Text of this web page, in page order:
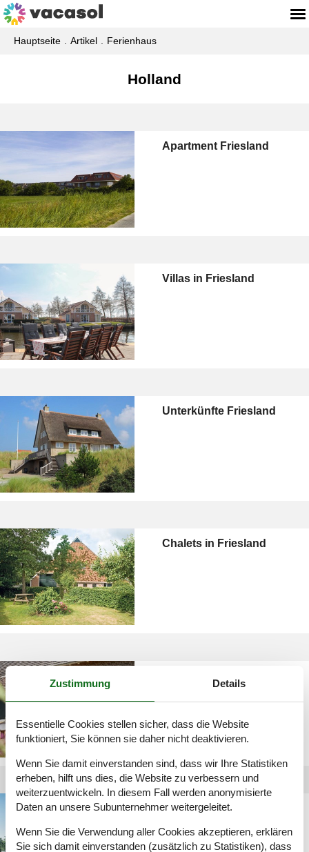
Hauptseite Artikel Ferienhaus
Holland
Apartment Friesland
Villas in Friesland
Unterkünfte Friesland
Chalets in Friesland
Hütte in Holland mieten
Zustimmung Details
Essentielle Cookies stellen sicher, dass die Website
funktioniert, Sie können sie daher nicht deaktivieren.
Wenn Sie damit einverstanden sind, dass wir Ihre Statistiken
erheben, hilft uns dies, die Website zu verbessern und
weiterzuentwickeln. In diesem Fall werden anonymisierte
Daten an unsere Subunternehmer weitergeleitet.
Wenn Sie die Verwendung aller Cookies akzeptieren, erklären
Sie sich damit einverstanden (zusätzlich zu Statistiken), dass